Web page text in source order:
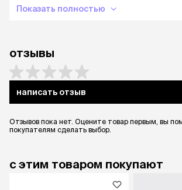
Показать полностью
отзывы
написать отзыв
Отзывов пока нет. Оцените товар первым, вы
покупателям сделать выбор.
с этим товаром покупают